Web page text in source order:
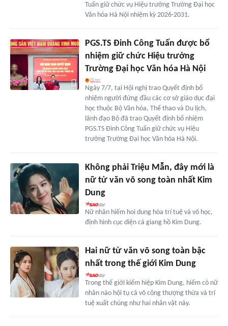
Tuấn giữ chức vụ Hiệu trưởng Trường Đại học
Văn hóa Hà Nội nhiệm kỳ 2026-2031.
PGS.TS Đinh Công Tuấn được bổ
nhiệm giữ chức Hiệu trưởng
Trường Đại học Văn hóa Hà Nội
Ngày 7/7, tại Hội nghị trao Quyết định bổ
nhiệm người đứng đầu các cơ sở giáo dục đại
học thuộc Bộ Văn hóa, Thể thao và Du lịch,
lãnh đạo Bộ đã trao Quyết định bổ nhiệm
PGS.TS Đinh Công Tuấn giữ chức vụ Hiệu
trưởng Trường Đại học Văn hóa Hà Nội.
Không phải Triệu Mẫn, đây mới là
nữ tử văn võ song toàn nhất Kim
Dung
Nữ nhân hiếm hoi dung hòa trí tuệ và võ học,
định hình cục diện cả giang hồ Kim Dung.
Hai nữ tử văn võ song toàn bậc
nhất trong thế giới Kim Dung
Trong thế giới kiếm hiệp Kim Dung, hiếm có nữ
nhân nào hội tụ cả võ công thượng thừa và trí
tuệ xuất chúng như hai nhân vật này.